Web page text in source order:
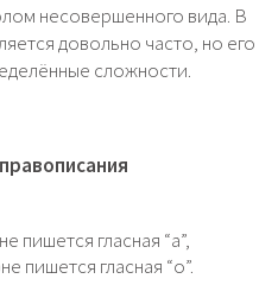
несовершенного вида. В
довольно часто, но его
сложности.
пишется гласная “а”,
пишется гласная “о”.